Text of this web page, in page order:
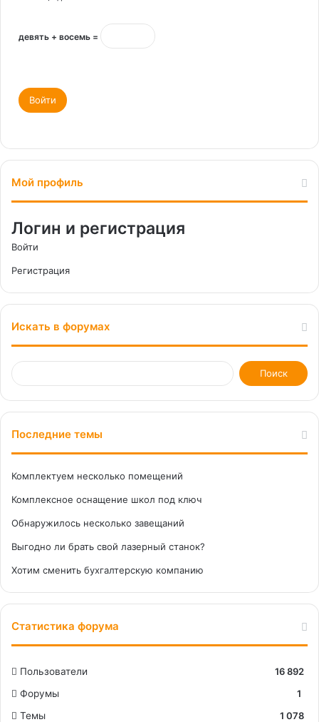
девять + восемь =
Войти
Мой профиль
Логин и регистрация
Войти
Регистрация
Искать в форумах
Последние темы
Комплектуем несколько помещений
Комплексное оснащение школ под ключ
Обнаружилось несколько завещаний
Выгодно ли брать свой лазерный станок?
Хотим сменить бухгалтерскую компанию
Статистика форума
Пользователи
16 892
Форумы
1
Темы
1 078